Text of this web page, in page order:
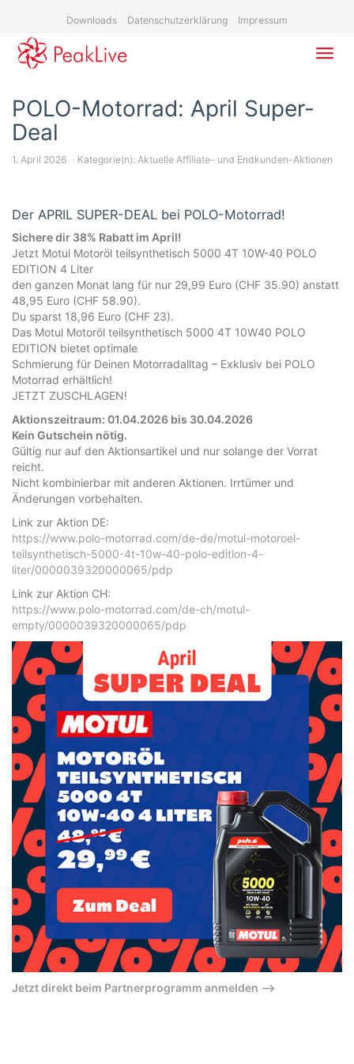
content
Downloads Datenschutzerklärung Impressum
POLO-Motorrad: April Super-
Deal
1. April 2026 Kategorie(n): Aktuelle Affiliate- und Endkunden-Aktionen
Der APRIL SUPER-DEAL bei POLO-Motorrad!
Sichere dir 38% Rabatt im April!
Jetzt Motul Motoröl teilsynthetisch 5000 4T 10W-40 POLO
EDITION 4 Liter
den ganzen Monat lang für nur 29,99 Euro (CHF 35.90) anstatt
48,95 Euro (CHF 58.90).
Du sparst 18,96 Euro (CHF 23).
Das Motul Motoröl teilsynthetisch 5000 4T 10W40 POLO
EDITION bietet optimale
Schmierung für Deinen Motorradalltag – Exklusiv bei POLO
Motorrad erhältlich!
JETZT ZUSCHLAGEN!
Aktionszeitraum: 01.04.2026 bis 30.04.2026
Kein Gutschein nötig.
Gültig nur auf den Aktionsartikel und nur solange der Vorrat
reicht.
Nicht kombinierbar mit anderen Aktionen. Irrtümer und
Änderungen vorbehalten.
Link zur Aktion DE:
https://www.polo-motorrad.com/de-de/motul-motoroel-
teilsynthetisch-5000-4t-10w-40-polo-edition-4-
liter/0000039320000065/pdp
Link zur Aktion CH:
https://www.polo-motorrad.com/de-ch/motul-
empty/0000039320000065/pdp
Jetzt direkt beim Partnerprogramm anmelden –>